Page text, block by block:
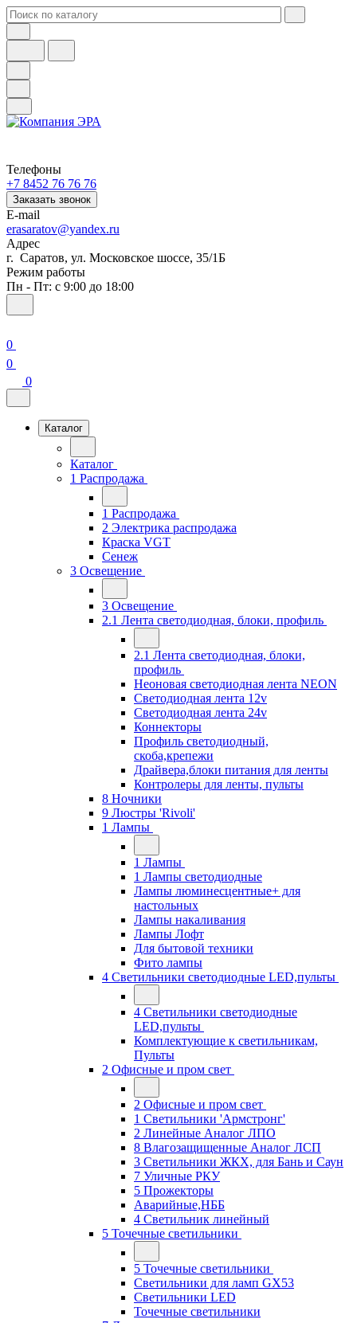
Телефоны
+7 8452 76 76 76
Заказать звонок
E-mail
erasaratov@yandex.ru
Адрес
г. Саратов, ул. Московское шоссе, 35/1Б
Режим работы
Пн - Пт: с 9:00 до 18:00
0
0
0
Каталог
Каталог
1 Распродажа
1 Распродажа
2 Электрика распродажа
Краска VGT
Сенеж
3 Освещение
3 Освещение
2.1 Лента светодиодная, блоки, профиль
2.1 Лента светодиодная, блоки,
профиль
Неоновая светодиодная лента NEON
Светодиодная лента 12v
Светодиодная лента 24v
Коннекторы
Профиль светодиодный,
скоба,крепежи
Драйвера,блоки питания для ленты
Контролеры для ленты, пульты
8 Ночники
9 Люстры 'Rivoli'
1 Лампы
1 Лампы
1 Лампы светодиодные
Лампы люминесцентные+ для
настольных
Лампы накаливания
Лампы Лофт
Для бытовой техники
Фито лампы
4 Светильники светодиодные LED,пульты
4 Светильники светодиодные
LED,пульты
Комплектующие к светильникам,
Пульты
2 Офисные и пром свет
2 Офисные и пром свет
1 Светильники 'Армстронг'
2 Линейные Аналог ЛПО
8 Влагозащищенные Аналог ЛСП
3 Светильники ЖКХ, для Бань и Саун
7 Уличные РКУ
5 Прожекторы
Аварийные,НББ
4 Светильник линейный
5 Точечные светильники
5 Точечные светильники
Светильники для ламп GХ53
Cветильники LED
Точечные светильники